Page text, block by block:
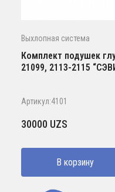
Выхлопная система
Комплект подушек
21099, 2113-2115
Артикул:4101
30000 UZS
В корзину